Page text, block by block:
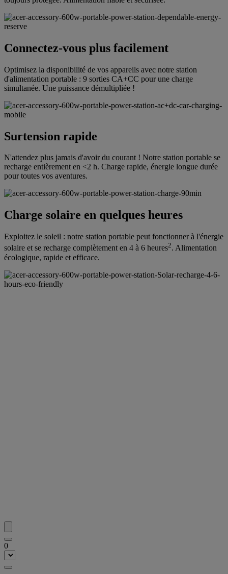
Connectez-vous plus facilement
Optimisez la disponibilité de vos appareils avec notre station
d'alimentation portable : 9 sorties CA+CC pour une charge
simultanée. Une puissance démultipliée !
Surtension rapide
N'attendez plus jamais d'avoir du courant ! Notre station portable se
recharge entièrement en <2 h. Charge rapide, énergie longue durée
pour toutes vos aventures.
Charge solaire en quelques heures
Exploitez le soleil : notre station portable peut fonctionner à l'énergie
solaire et se recharge complètement en 4 à 6 heures2. Alimentation
écologique, rapide et efficace.
0